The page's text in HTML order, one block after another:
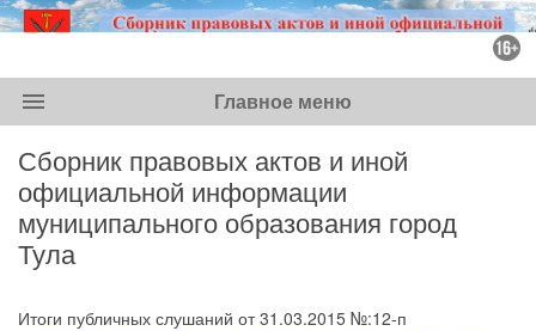
menu Главное меню
Сборник правовых актов и иной
официальной информации
муниципального образования город
Тула
Итоги публичных слушаний от 31.03.2015 №:12-п